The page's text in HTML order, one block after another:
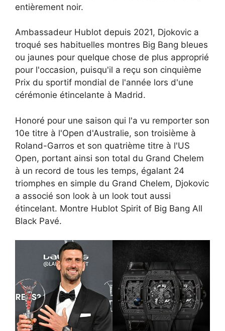
entièrement noir.
Ambassadeur Hublot depuis 2021, Djokovic a
troqué ses habituelles montres Big Bang bleues
ou jaunes pour quelque chose de plus approprié
pour l'occasion, puisqu'il a reçu son cinquième
Prix du sportif mondial de l'année lors d'une
cérémonie étincelante à Madrid.
Honoré pour une saison qui l'a vu remporter son
10e titre à l'Open d'Australie, son troisième à
Roland-Garros et son quatrième titre à l'US
Open, portant ainsi son total du Grand Chelem
à un record de tous les temps, égalant 24
triomphes en simple du Grand Chelem, Djokovic
a associé son look à un look tout aussi
étincelant. Montre Hublot Spirit of Big Bang All
Black Pavé.